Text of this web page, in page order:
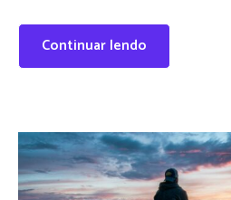
Continuar lendo